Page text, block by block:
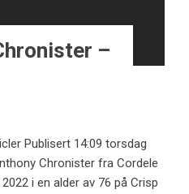
–
Publisert 14:09 torsdag
Chronister fra Cordele
i en alder av 76 på Crisp